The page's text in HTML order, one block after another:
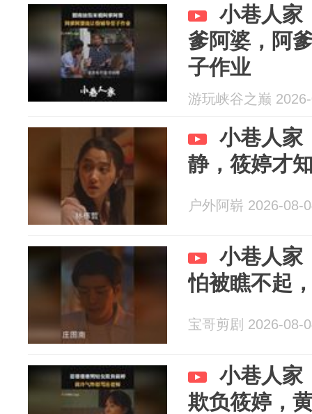
小巷人家
爹阿婆，阿
子作业
游玩峡谷之巅
小巷人家
静，筱婷才
户外阿崭 2026-08-
小巷人家
怕被瞧不起
宝哥剪剧 2026-08-
小巷人家
欺负筱婷，